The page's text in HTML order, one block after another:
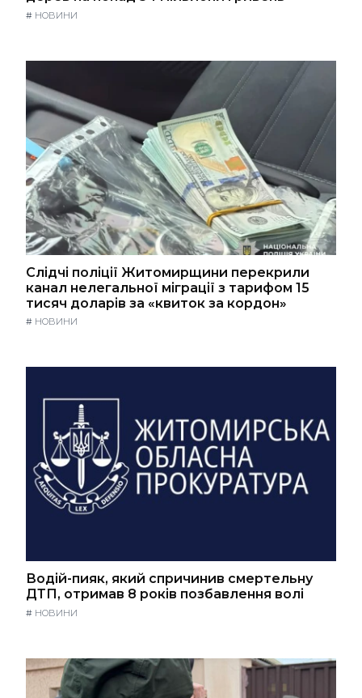
# НОВИНИ
Слідчі поліції Житомирщини перекрили
канал нелегальної міграції з тарифом 15
тисяч доларів за «квиток за кордон»
# НОВИНИ
Водій-пияк, який спричинив смертельну
ДТП, отримав 8 років позбавлення волі
# НОВИНИ